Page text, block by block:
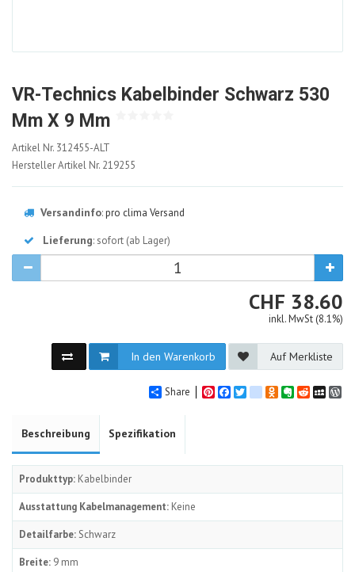
VR-Technics Kabelbinder Schwarz 530
Mm X 9 Mm
312455-
ALT
Artikel Nr. 312455-ALT
Hersteller Artikel Nr. 219255
Versandinfo:pro clima Versand
Lieferung: sofort (ab Lager)
CHF CHF
38.60
inkl. MwSt (8.1%)
In den Warenkorb Auf Merkliste
Share PinterestFacebook
Twittergoogle_bookmarks
Odnoklassniki
Evernote
Reddit
Beschreibung Spezifikation
Produkttyp: Kabelbinder
Ausstattung Kabelmanagement: Keine
Detailfarbe: Schwarz
Breite: 9 mm